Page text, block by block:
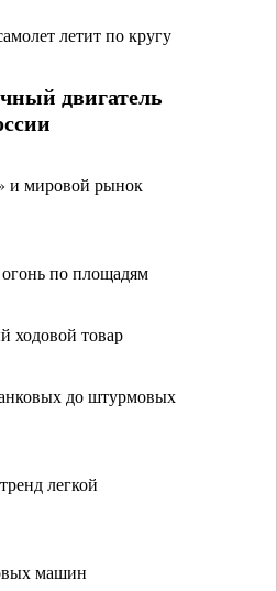
летит по кругу
двигатель
и мировой рынок
по площадям
товар
до штурмовых
легкой
машин